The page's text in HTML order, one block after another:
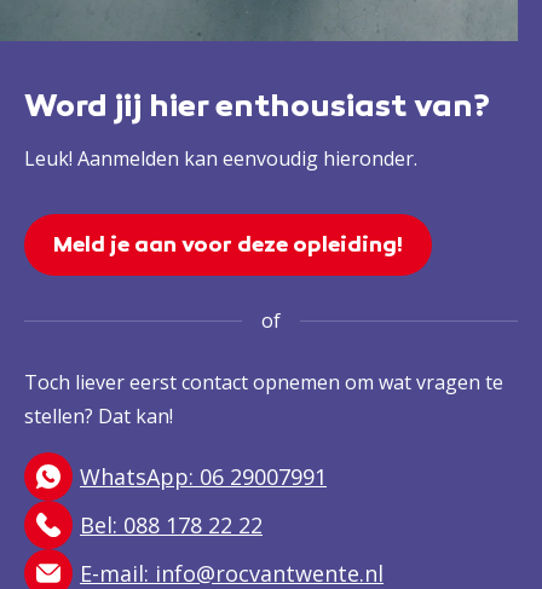
Word jij hier enthousiast van?
Leuk! Aanmelden kan eenvoudig hieronder.
Meld je aan voor deze opleiding!
of
Toch liever eerst contact opnemen om wat vragen te
stellen? Dat kan!
WhatsApp: 06 29007991
Bel: 088 178 22 22
E-mail: info@rocvantwente.nl